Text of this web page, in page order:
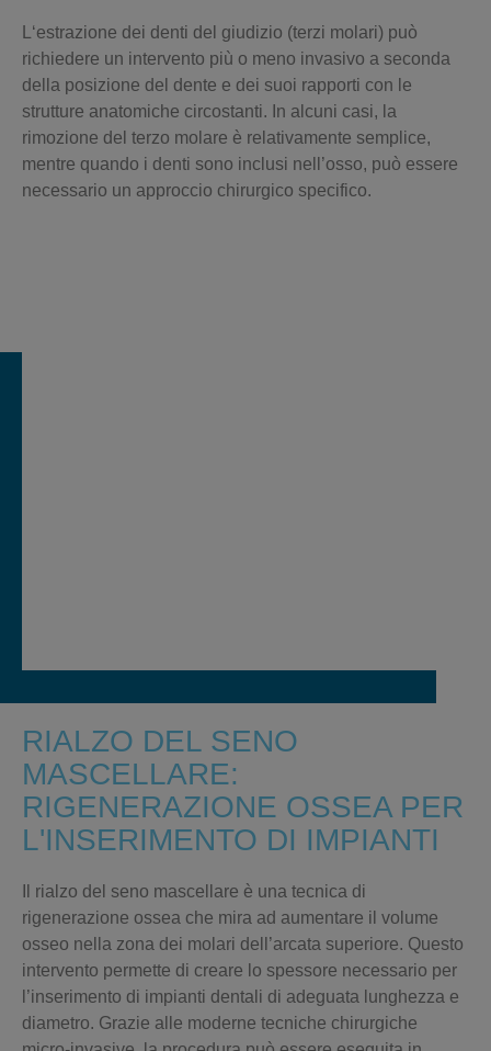
‘estrazione dei denti del giudizio (terzi molari) può
richiedere un intervento più o meno invasivo a seconda
della posizione del dente e dei suoi rapporti con le
strutture anatomiche circostanti. In alcuni casi, la
rimozione del terzo molare è relativamente semplice,
mentre quando i denti sono inclusi nell’osso, può essere
necessario un approccio chirurgico specifico.
RIALZO DEL SENO
MASCELLARE:
RIGENERAZIONE OSSEA PER
L'INSERIMENTO DI IMPIANTI
rialzo del seno mascellare è una tecnica di
rigenerazione ossea che mira ad aumentare il volume
osseo nella zona dei molari dell’arcata superiore. Questo
intervento permette di creare lo spessore necessario per
l’inserimento di impianti dentali di adeguata lunghezza e
diametro. Grazie alle moderne tecniche chirurgiche